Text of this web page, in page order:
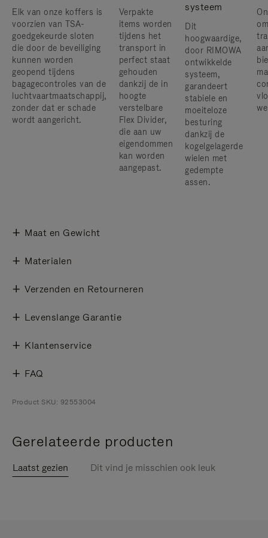
Elk van onze koffers is
voorzien van TSA-
goedgekeurde sloten
die door de beveiliging
kunnen worden
geopend tijdens
bagagecontroles van de
luchtvaartmaatschappij,
zonder dat er schade
wordt aangericht.
Verpakte
items worden
tijdens het
transport in
perfect staat
gehouden
dankzij de in
hoogte
verstelbare
Flex Divider,
die aan uw
eigendommen
kan worden
aangepast.
systeem
Dit
hoogwaardige,
door RIMOWA
ontwikkelde
systeem,
garandeert
stabiele en
moeiteloze
besturing
dankzij de
kogelgelagerde
wielen met
gedempte
assen.
Maat en Gewicht
Materialen
Verzenden en Retourneren
Levenslange Garantie
Klantenservice
FAQ
Product SKU: 92553004
Gerelateerde producten
Laatst gezien Dit vind je misschien ook leuk